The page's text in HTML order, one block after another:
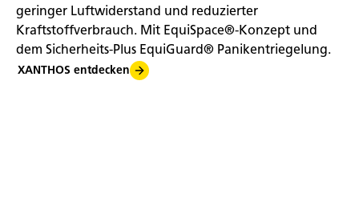
geringer Luftwiderstand und reduzierter
Kraftstoffverbrauch. Mit EquiSpace®-Konzept und
dem Sicherheits-Plus EquiGuard® Panikentriegelung.
XANTHOS entdecken